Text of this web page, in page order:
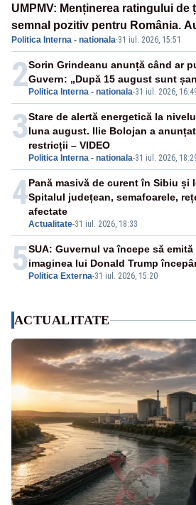
UMPMV: Menținerea ratingului de
semnal pozitiv pentru România.
continue consolidarea stabilității
financiare
Politica Interna - nationala·31 iul. 2026, 15:51
2 Politica Interna - nationala-31 iul. 2026,
Sorin Grindeanu anunță când ar
Guvern: „După 15 august sunt
3
Politica Interna - nationala-31 iul. 2026,
Stare de alertă energetică la
luna august. Ilie Bolojan a
restricții – VIDEO
4
Actualitate-31 iul. 2026, 18:33
Pană masivă de curent în Sibiu și
Spitalul județean, semafoarele,
afectate
5 Politica Externa-31 iul. 2026, 15:20
SUA: Guvernul va începe să
imaginea lui Donald Trump
ACTUALITATE